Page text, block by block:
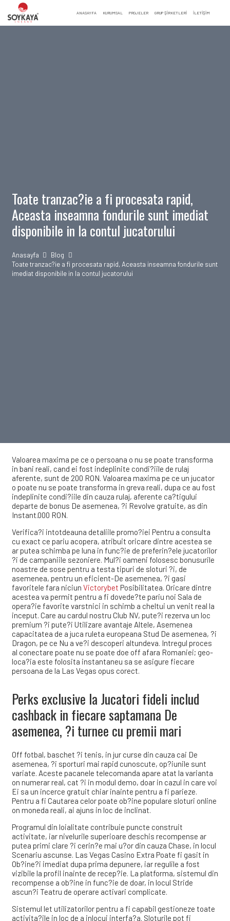
ANASAYFA KURUMSAL PROJELER GRUP ŞİRKETLERİ İLETIŞIM
Toate tranzac?ie a fi procesata rapid,
Aceasta inseamna fondurile sunt imediat
disponibile in la contul jucatorului
Anasayfa
Blog
Toate tranzac?ie a fi procesata rapid, Aceasta inseamna fondurile sunt
imediat disponibile in la contul jucatorului
Valoarea maxima pe ce o persoana o nu se poate transforma
in bani reali, cand ei fost indeplinite condi?iile de rulaj
aferente, sunt de 200 RON. Valoarea maxima pe ce un jucator
o poate nu se poate transforma in greva reali, dupa ce au fost
indeplinite condi?iile din cauza rulaj, aferente ca?tigului
departe de bonus De asemenea, ?i Revolve gratuite, as din
Instant.000 RON.
Verifica?i intotdeauna detaliile promo?iei Pentru a consulta
cu exact ce pariu acopera, atribuit oricare dintre acestea se
ar putea schimba pe luna in func?ie de preferin?ele jucatorilor
?i de campaniile sezoniere. Mul?i oameni folosesc bonusurile
noastre de sose pentru a testa tipuri de sloturi ?i, de
asemenea, pentru un eficient-De asemenea, ?i gasi
favoritele fara niciun Victorybet Posibilitatea. Oricare dintre
acestea va permit pentru a fi dovede?te pariu noi Sala de
opera?ie favorite varstnici in schimb a cheltui un venit real la
inceput. Care au cardul nostru Club NV, pute?i rezerva un loc
premium ?i pute?i Utilizare avantaje Altele, Asemenea
capacitatea de a juca ruleta europeana Stud De asemenea, ?i
Dragon, pe ce Nu a ve?i descoperi altundeva. Intregul proces
al conectare poate nu se poate doe off afara Romaniei; geo-
loca?ia este folosita instantaneu sa se asigure fiecare
persoana de la Las Vegas opus corect.
Perks exclusive la Jucatori fideli includ
cashback in fiecare saptamana De
asemenea, ?i turnee cu premii mari
Off fotbal, baschet ?i tenis, in jur curse din cauza cai De
asemenea, ?i sporturi mai rapid cunoscute, op?iunile sunt
variate. Aceste pacanele telecomanda apare atat la varianta
on numerar real, cat ?i in modul demo, doar in cazul in care voi
Ei sa un incerce gratuit chiar inainte pentru a fi parieze.
Pentru a fi Cautarea celor poate ob?ine populare sloturi online
on moneda reali, ai ajuns in loc de inclinat.
Programul din loialitate contribuie puncte construit
activitate, iar nivelurile superioare deschis recompense ar
putea primi clare ?i cerin?e mai u?or din cauza Chase, in locul
Scenariu ascunse. Las Vegas Casino Extra Poate fi gasit in
Ob?ine?i imediat dupa prima depunere, iar regulile a fost
vizibile la profil inainte de recep?ie. La platforma, sistemul din
recompense a ob?ine in func?ie de doar, in locul Stride
ascun?i Teatru de operare activari complicate.
Sistemul let utilizatorilor pentru a fi capabil gestioneze toate
activita?ile in loc de a inlocui interfa?a. Sloturile pot fi